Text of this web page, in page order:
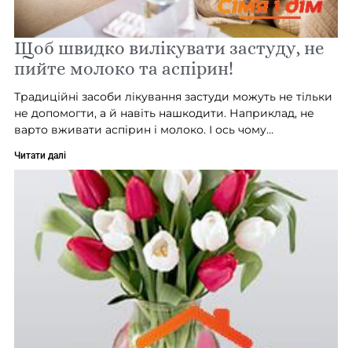
Щоб швидко вилікувати застуду, не
пийте молоко та аспірин!
Традиційні засоби лікування застуди можуть не тільки
не допомогти, а й навіть нашкодити. Наприклад, не
варто вживати аспірин і молоко. І ось чому…
Читати далі